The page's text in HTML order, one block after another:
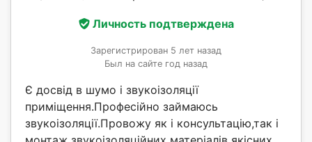
Личность подтверждена
Зарегистрирован 5 лет назад
Был на сайте год назад
Є досвід в шумо і звукоізоляції
приміщення.Професійно займаюсь
звукоізоляції.Провожу як і консультацію,так і